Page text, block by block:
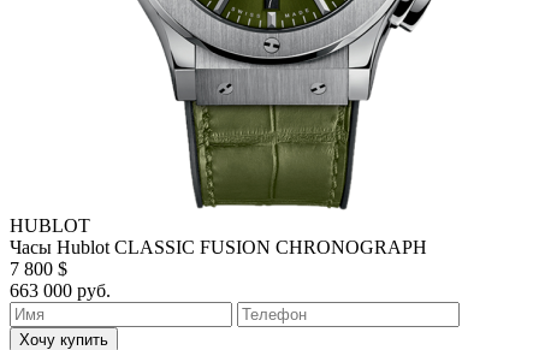
HUBLOT
Часы Hublot CLASSIC FUSION CHRONOGRAPH
7 800 $
663 000 руб.
Хочу купить